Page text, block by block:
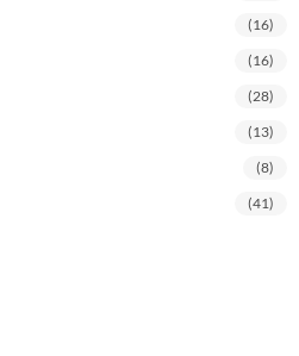
(16)
(16)
(28)
(13)
(8)
(41)